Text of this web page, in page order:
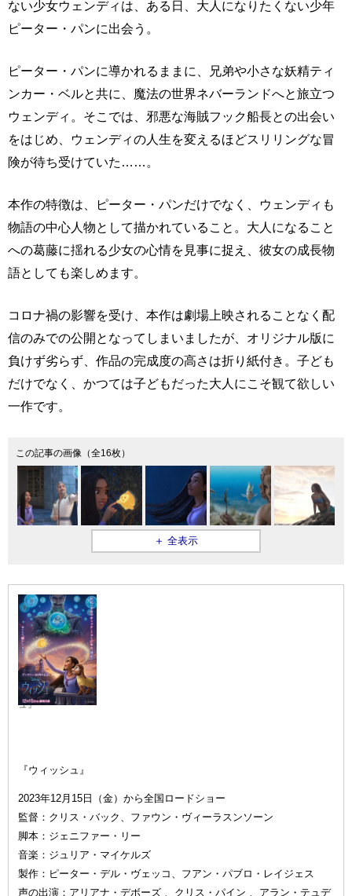
ない少女ウェンディは、ある日、大人になりたくない少年
ピーター・パンに出会う。
ピーター・パンに導かれるままに、兄弟や小さな妖精ティ
ンカー・ベルと共に、魔法の世界ネバーランドへと旅立つ
ウェンディ。そこでは、邪悪な海賊フック船長との出会い
をはじめ、ウェンディの人生を変えるほどスリリングな冒
険が待ち受けていた……。
本作の特徴は、ピーター・パンだけでなく、ウェンディも
物語の中心人物として描かれていること。大人になること
への葛藤に揺れる少女の心情を見事に捉え、彼女の成長物
語としても楽しめます。
コロナ禍の影響を受け、本作は劇場上映されることなく配
信のみでの公開となってしまいましたが、オリジナル版に
負けず劣らず、作品の完成度の高さは折り紙付き。子ども
だけでなく、かつては子どもだった大人にこそ観て欲しい
一作です。
この記事の画像（全16枚）
＋ 全表示
『ウィッシ
ュ』
『ウィッシュ』
2023年12月15日（金）から全国ロードショー
監督：クリス・バック、ファウン・ヴィーラスンソーン
脚本：ジェニファー・リー
音楽：ジュリア・マイケルズ
製作：ピーター・デル・ヴェッコ、フアン・パブロ・レイジェス
声の出演：アリアナ・デボーズ 、クリス・パイン 、アラン・テュデ